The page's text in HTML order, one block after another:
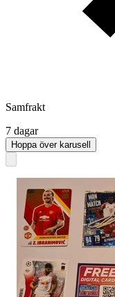
Samfrakt
7 dagar
Hoppa över karusell